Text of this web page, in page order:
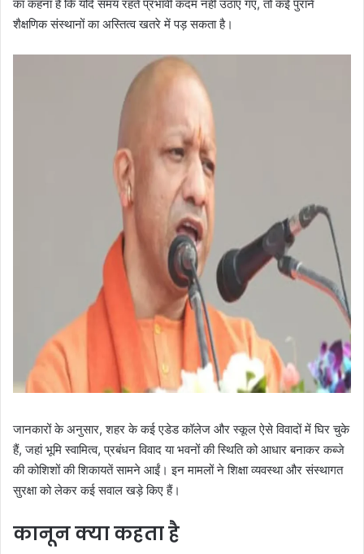
का कहना है कि यदि समय रहते प्रभावी कदम नहीं उठाए गए, तो कई पुराने
शैक्षणिक संस्थानों का अस्तित्व खतरे में पड़ सकता है।
जानकारों के अनुसार, शहर के कई एडेड कॉलेज और स्कूल ऐसे विवादों में घिर चुके
हैं, जहां भूमि स्वामित्व, प्रबंधन विवाद या भवनों की स्थिति को आधार बनाकर कब्जे
की कोशिशों की शिकायतें सामने आईं। इन मामलों ने शिक्षा व्यवस्था और संस्थागत
सुरक्षा को लेकर कई सवाल खड़े किए हैं।
कानून क्या कहता है